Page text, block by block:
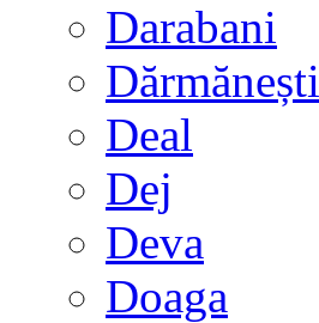
Darabani
Dărmănești
Deal
Dej
Deva
Doaga